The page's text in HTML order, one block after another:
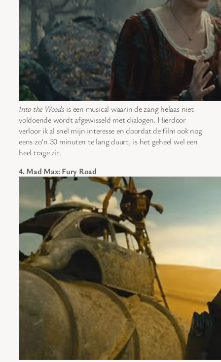
Into the Woods is een musical waarin de zang helaas niet
voldoende wordt afgewisseld met dialogen. Hierdoor
verloor ik al snel mijn interesse en doordat de film ook nog
eens zo’n 30 minuten te lang duurt, is het geheel wel een
heel trage zit.
4. Mad Max: Fury Road